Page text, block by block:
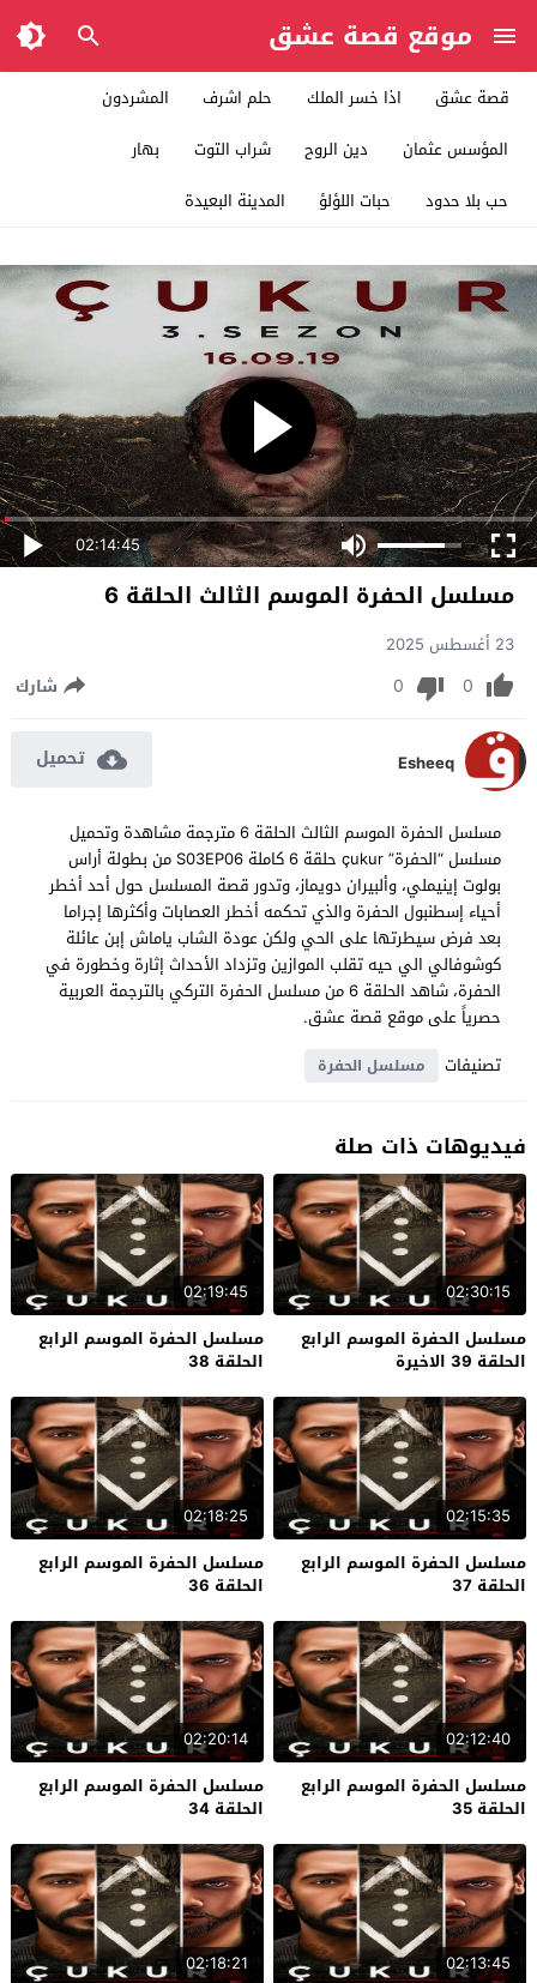
موقع قصة عشق
قصة عشق اذا خسر الملك حلم اشرف
المشردون
المؤسس عثمان
دين الروح شراب التوت
بهار
حب بلا حدود
حبات اللؤلؤ المدينة البعيدة
02:14:45
مسلسل الحفرة الموسم الثالث الحلقة 6
23 أغسطس 2025
0
0 شارك
Esheeq تحميل
مسلسل الحفرة الموسم الثالث الحلقة 6 مترجمة مشاهدة وتحميل
مسلسل “الحفرة” çukur حلقة 6 كاملة S03EP06 من بطولة أراس
بولوت إينيملي، وألبيران دويماز، وتدور قصة المسلسل حول أحد أخطر
أحياء إسطنبول الحفرة والذي تحكمه أخطر العصابات وأكثرها إجراما
بعد فرض سيطرتها على الحي ولكن عودة الشاب ياماش إبن عائلة
كوشوفالي الي حيه تقلب الموازين وتزداد الأحداث إثارة وخطورة في
الحفرة، شاهد الحلقة 6 من مسلسل الحفرة التركي بالترجمة العربية
حصرياً على موقع قصة عشق.
تصنيفات
مسلسل الحفرة
فيديوهات ذات صلة
02:30:15
مسلسل الحفرة الموسم الرابع
الحلقة 39 الاخيرة
02:19:45
مسلسل الحفرة الموسم الرابع
الحلقة 38
02:15:35
مسلسل الحفرة الموسم الرابع
الحلقة 37
02:18:25
مسلسل الحفرة الموسم الرابع
الحلقة 36
02:12:40
مسلسل الحفرة الموسم الرابع
الحلقة 35
02:20:14
مسلسل الحفرة الموسم الرابع
الحلقة 34
02:13:45
02:18:21